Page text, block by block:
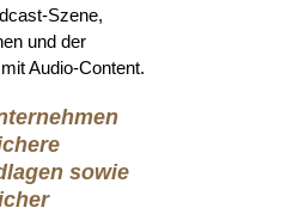
Szene,
und der
Audio-Content.
sowie